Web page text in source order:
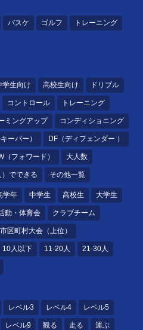
バスケ ゴルフ トレーニング
学生向け 高校生向け ドリブル
コントロール トレーニング
ミングアップ コンディショニング
ーパー） DF（ディフェンダー ）
（フォワード） 大人数
でできる その他一覧
学年 中学生 高校生 大学生
動・体育会 クラブチーム
市区町村大会（上位）
10人以下 11-20人 21-30人
レベル3 レベル4 レベル5
レベル9 観る 走る 運ぶ